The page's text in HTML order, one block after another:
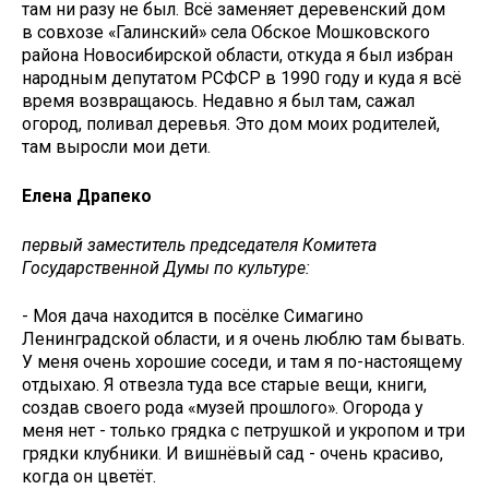
там ни разу не был. Всё заменяет деревенский дом
в совхозе «Галинский» села Обское Мошковского
района Новосибирской области, откуда я был избран
народным депутатом РСФСР в 1990 году и куда я всё
время возвращаюсь. Недавно я был там, сажал
огород, поливал деревья. Это дом моих родителей,
там выросли мои дети.
Елена Драпеко
первый заместитель председателя Комитета
Государственной Думы по культуре:
- Моя дача находится в посёлке Симагино
Ленинградской области, и я очень люблю там бывать.
У меня очень хорошие соседи, и там я по-настоящему
отдыхаю. Я отвезла туда все старые вещи, книги,
создав своего рода «музей прошлого». Огорода у
меня нет - только грядка с петрушкой и укропом и три
грядки клубники. И вишнёвый сад - очень красиво,
когда он цветёт.